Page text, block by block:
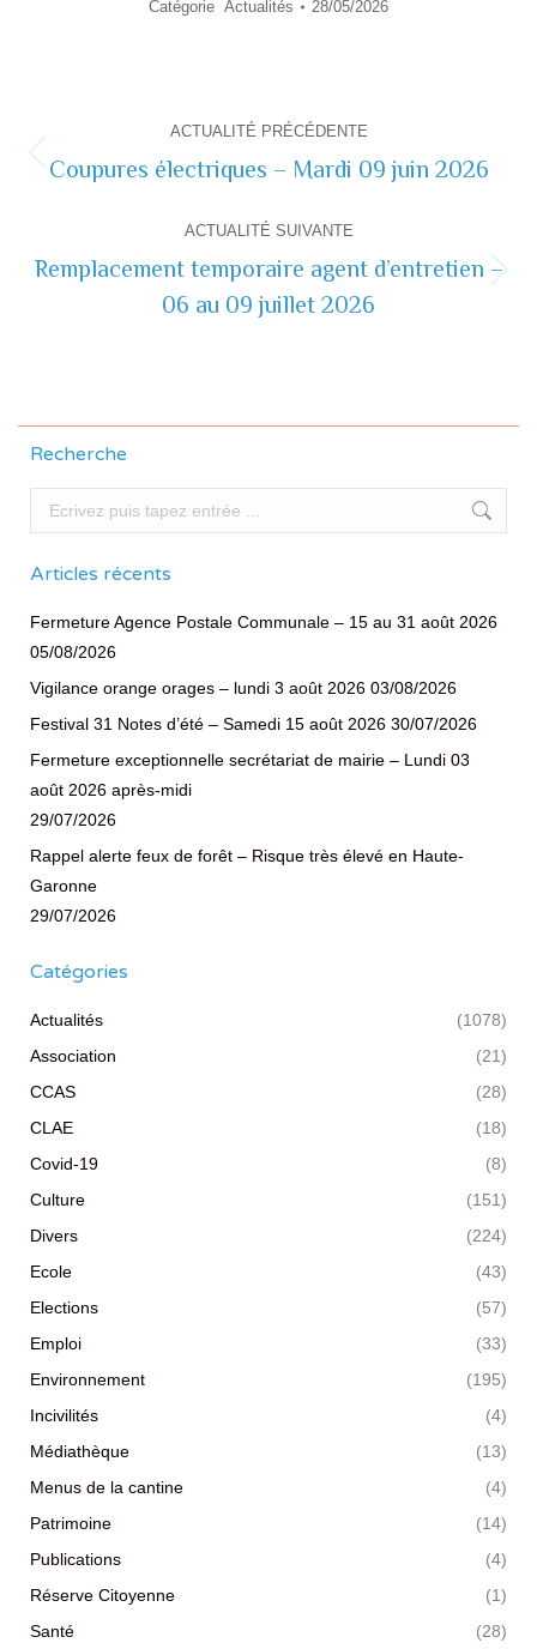
Catégorie Actualités 28/05/2026
de
commentaire
ACTUALITÉ PRÉCÉDENTE
Actualité
Coupures électriques – Mardi 09 juin 2026
ACTUALITÉ SUIVANTE
Actualité
suivante
Remplacement temporaire agent d’entretien –
06 au 09 juillet 2026
Recherche
Recherche
Articles récents
Fermeture Agence Postale Communale – 15 au 31 août 2026
05/08/2026
Vigilance orange orages – lundi 3 août 2026 03/08/2026
Festival 31 Notes d’été – Samedi 15 août 2026 30/07/2026
Fermeture exceptionnelle secrétariat de mairie – Lundi 03
août 2026 après-midi
29/07/2026
Rappel alerte feux de forêt – Risque très élevé en Haute-
Garonne
29/07/2026
Catégories
Actualités
(1078)
Association
(21)
CCAS
(28)
CLAE
(18)
Covid-19
(8)
Culture
(151)
Divers
(224)
Ecole
(43)
Elections
(57)
Emploi
(33)
Environnement
(195)
Incivilités
(4)
Médiathèque
(13)
Menus de la cantine
(4)
Patrimoine
(14)
Publications
(4)
Réserve Citoyenne
(1)
Santé
(28)